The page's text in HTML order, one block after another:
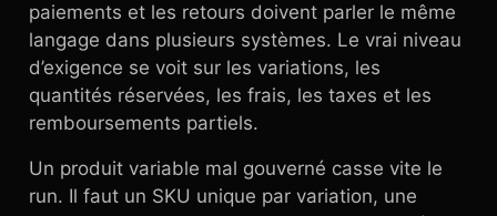
paiements et les retours doivent parler le même
langage dans plusieurs systèmes. Le vrai niveau
d’exigence se voit sur les variations, les
quantités réservées, les frais, les taxes et les
remboursements partiels.
Un produit variable mal gouverné casse vite le
run. Il faut un SKU unique par variation, une